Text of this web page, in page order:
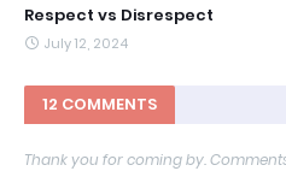
Respect vs Disrespect
July 12, 2024
12 COMMENTS
Thank you for coming by.